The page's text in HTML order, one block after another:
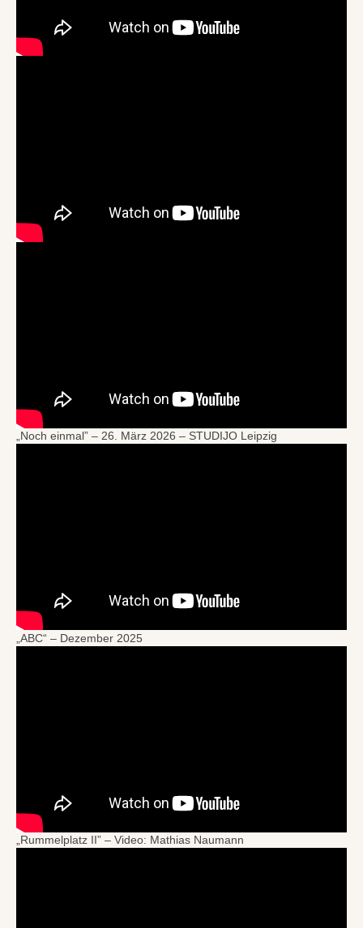
„Noch einmal” – 26. März 2026 – STUDIJO Leipzig
„ABC“ – Dezember 2025
„Rummelplatz II” – Video: Mathias Naumann